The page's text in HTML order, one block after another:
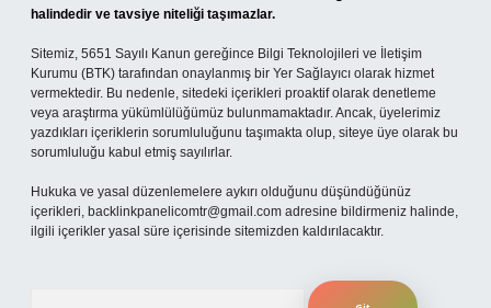
halindedir ve tavsiye niteliği taşımazlar.
Sitemiz, 5651 Sayılı Kanun gereğince Bilgi Teknolojileri ve İletişim
Kurumu (BTK) tarafından onaylanmış bir Yer Sağlayıcı olarak hizmet
vermektedir. Bu nedenle, sitedeki içerikleri proaktif olarak denetleme
veya araştırma yükümlülüğümüz bulunmamaktadır. Ancak, üyelerimiz
yazdıkları içeriklerin sorumluluğunu taşımakta olup, siteye üye olarak bu
sorumluluğu kabul etmiş sayılırlar.
Hukuka ve yasal düzenlemelere aykırı olduğunu düşündüğünüz
içerikleri, backlinkpanelicomtr@gmail.com adresine bildirmeniz halinde,
ilgili içerikler yasal süre içerisinde sitemizden kaldırılacaktır.